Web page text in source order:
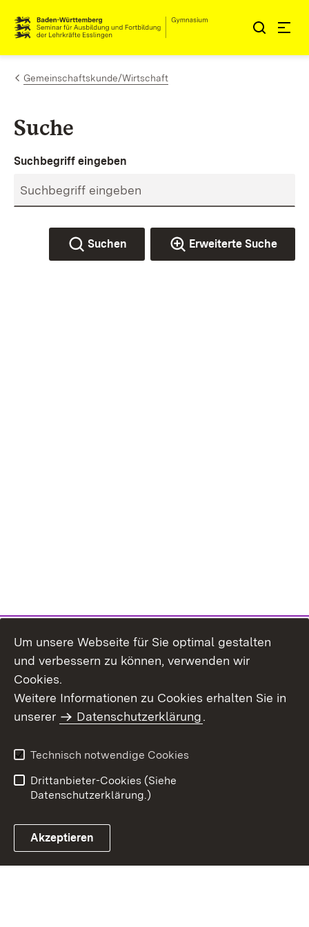
Zum Inhalt springen
Link zur Startseite
Gemeinschaftskunde/Wirtschaft
Suche
Suchbegriff eingeben
Suchen Erweiterte Suche
Benutzungshinweise
Erklärung zur
Um unsere Webseite für Sie optimal gestalten
und verbessern zu können, verwenden wir
Cookies.
Weitere Informationen zu Cookies erhalten Sie in
unserer
Datenschutzerklärung.
Technisch notwendige Cookies
Drittanbieter-Cookies (Siehe
Datenschutzerklärung.)
Akzeptieren